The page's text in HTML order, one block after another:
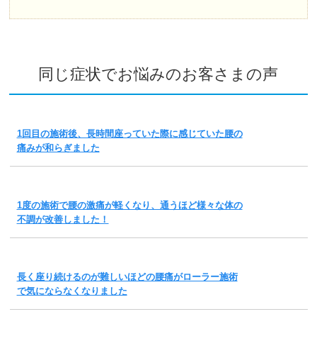
同じ症状でお悩みのお客さまの声
1回目の施術後、長時間座っていた際に感じていた腰の
痛みが和らぎました
1度の施術で腰の激痛が軽くなり、通うほど様々な体の
不調が改善しました！
長く座り続けるのが難しいほどの腰痛がローラー施術
で気にならなくなりました